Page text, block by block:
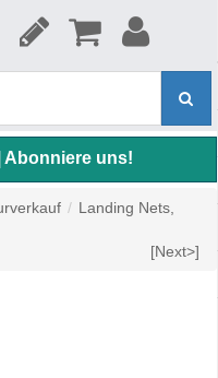
Abonniere uns!
/ Landing Nets,
[Next>]